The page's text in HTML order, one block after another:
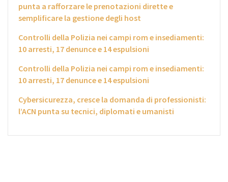
punta a rafforzare le prenotazioni dirette e
semplificare la gestione degli host
Controlli della Polizia nei campi rom e insediamenti:
10 arresti, 17 denunce e 14 espulsioni
Controlli della Polizia nei campi rom e insediamenti:
10 arresti, 17 denunce e 14 espulsioni
Cybersicurezza, cresce la domanda di professionisti:
l’ACN punta su tecnici, diplomati e umanisti